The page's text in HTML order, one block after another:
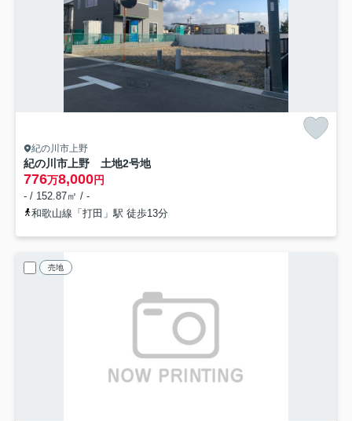
紀の川市上野
紀の川市上野 土地2号地
776万8,000円
- / 152.87㎡ / -
和歌山線「打田」駅 徒歩13分
売地